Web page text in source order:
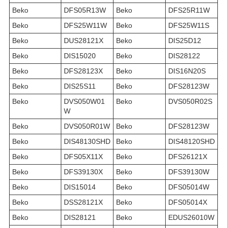
Beko
DFS05R13W Beko
DFS25R11W
Beko
DFS25W11W Beko
DFS25W11S
Beko
DUS28121X Beko
DIS25D12
Beko
DIS15020 Beko
DIS28122
Beko
DFS28123X Beko
DIS16N20S
Beko
DIS25S11 Beko
DFS28123W
Beko
DVS050W01
W
Beko DVS050R02S
Beko DVS050R01W Beko
DFS28123W
Beko
DIS48130SHD Beko
DIS48120SHD
Beko
DFS05X11X Beko
DFS26121X
Beko
DFS39130X Beko
DFS39130W
Beko
DIS15014 Beko
DFS05014W
Beko
DSS28121X Beko
DFS05014X
Beko
DIS28121 Beko
EDUS26010W